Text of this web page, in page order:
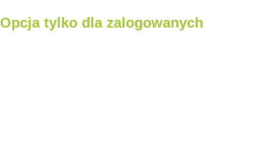
Opcja tylko dla zalogowanych